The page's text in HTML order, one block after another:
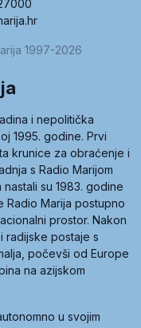
1997-2026
i nepolitička
1995. godine. Prvi
krunice za obraćenje i
s Radio Marijom
su 1983. godine
Radio Marija postupno
prostor. Nakon
radijske postaje s
počevši od Europe
na azijskom
u svojim